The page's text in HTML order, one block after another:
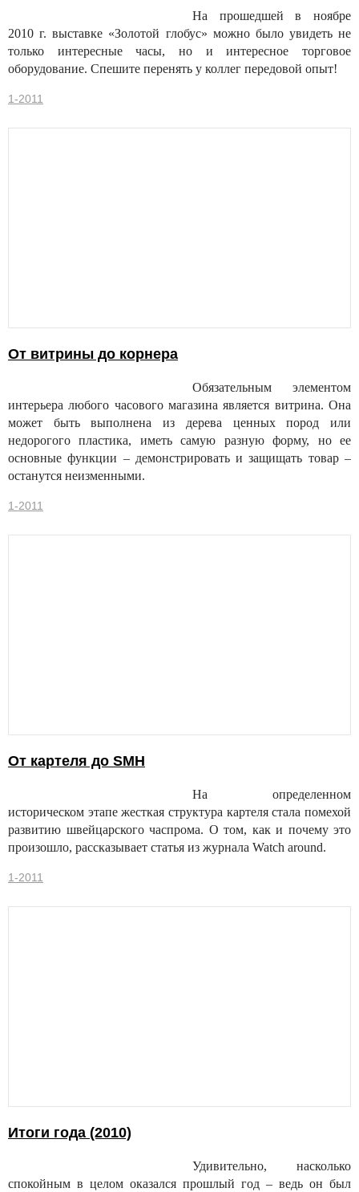
На прошедшей в ноябре
2010 г. выставке «Золотой глобус» можно было увидеть не
только интересные часы, но и интересное торговое
оборудование. Спешите перенять у коллег передовой опыт!
1-2011
От витрины до корнера
Обязательным элементом
интерьера любого часового магазина является витрина. Она
может быть выполнена из дерева ценных пород или
недорогого пластика, иметь самую разную форму, но ее
основные функции – демонстрировать и защищать товар –
останутся неизменными.
1-2011
От картеля до SMH
На определенном
историческом этапе жесткая структура картеля стала помехой
развитию швейцарского часпрома. О том, как и почему это
произошло, рассказывает статья из журнала Watch around.
1-2011
Итоги года (2010)
Удивительно, насколько
спокойным в целом оказался прошлый год – ведь он был